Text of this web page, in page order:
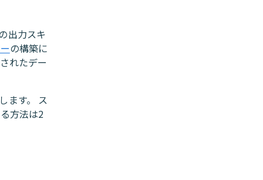
出力スキ
の構築に
れたデー
ます。 ス
方法は2